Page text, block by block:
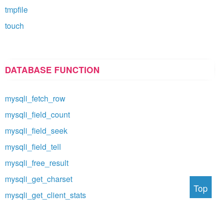
tmpfile
touch
DATABASE FUNCTION
mysqli_fetch_row
mysqli_field_count
mysqli_field_seek
mysqli_field_tell
mysqli_free_result
mysqli_get_charset
mysqli_get_client_stats
Top